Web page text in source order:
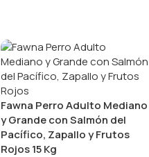
Fawna Perro Adulto Mediano
y Grande con Salmón del
Pacífico, Zapallo y Frutos
Rojos 15 Kg